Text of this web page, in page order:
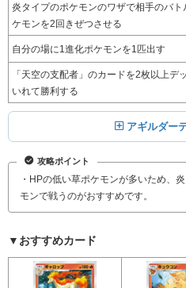
炎タイプのポケモンのワザで相手のバト
ケモンを2回きぜつさせる
自分の場に1進化ポケモンを1匹出す
「天空の支配者」のカードを2枚以上デ
いれて勝利する
アギルダー
攻略ポイント
・HPの低い草ポケモンが多いため、
モンで戦うのがおすすめです。
▼おすすめカード